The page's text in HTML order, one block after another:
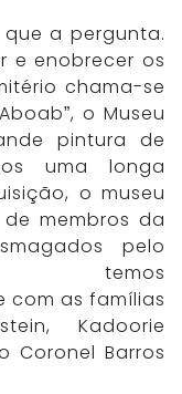
a pergunta.
e enobrecer os
chama-se
o Museu
pintura de
uma longa
o museu
membros da
pelo
com as famílias
Kadoorie
Coronel Barros